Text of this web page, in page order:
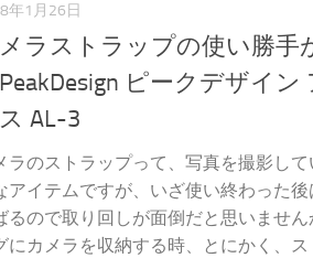
年1月26日
ラストラップの使い勝手
ピークデザイン
AL-3
ラのストラップって、写真を撮影し
アイテムですが、いざ使い終わった
るので取り回しが面倒だと思いませ
にカメラを収納する時、とにかく、